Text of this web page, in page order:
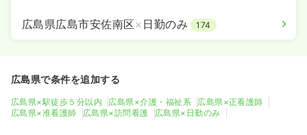
広島県広島市安佐南区 × 日勤のみ 174
広島県で条件を追加する
広島県×駅徒歩５分以内 広島県×介護・福祉系
広島県×正看護師
広島県×准看護師
広島県×訪問看護 広島県×日勤のみ